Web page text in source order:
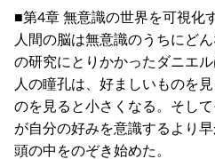
■第4章 無意識の世界を可視化
人間の脳は無意識のうちにど
の研究にとりかかったダニエ
人の瞳孔は、好ましいものを
のを見ると小さくなる。そし
が自分の好みを意識するより
頭の中をのぞき始めた。